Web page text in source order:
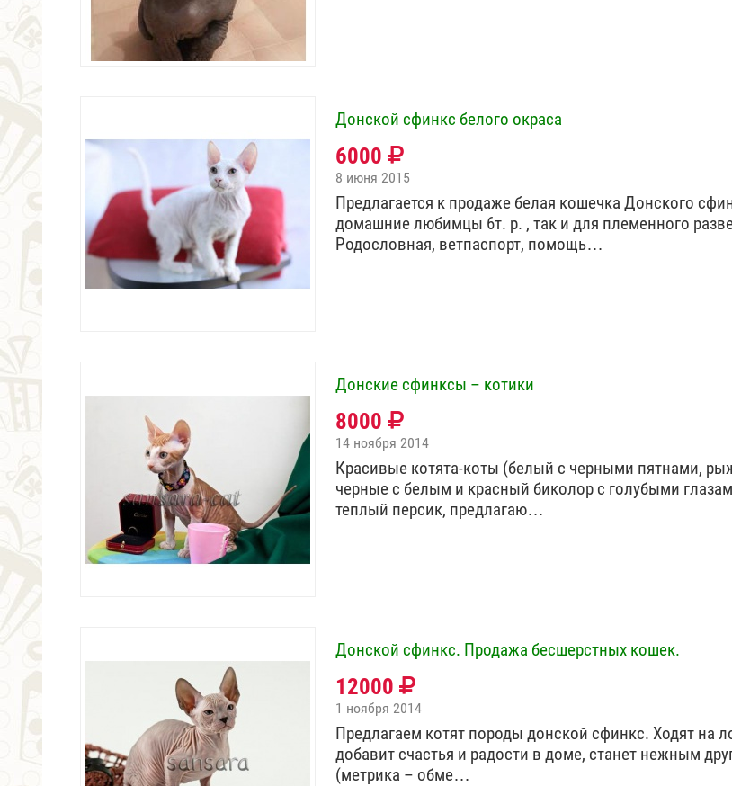
Донской сфинкс белого окраса
6000
8 июня 2015
Предлагается к продаже белая кошечка Донского
домашние любимцы 6т. р. , так и для племенного
Родословная, ветпаспорт, помощь…
Донские сфинксы – котики
8000
14 ноября 2014
Красивые котята-коты (белый с черными пятнами,
черные с белым и красный биколор с голубыми
теплый персик, предлагаю…
Донской сфинкс. Продажа бесшерстных кошек.
12000
1 ноября 2014
Предлагаем котят породы донской сфинкс. Ходят на
добавит счастья и радости в доме, станет нежным
(метрика – обме…